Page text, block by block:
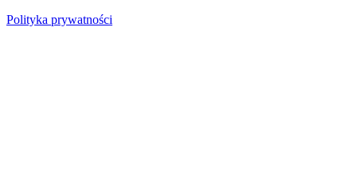
Polityka prywatności